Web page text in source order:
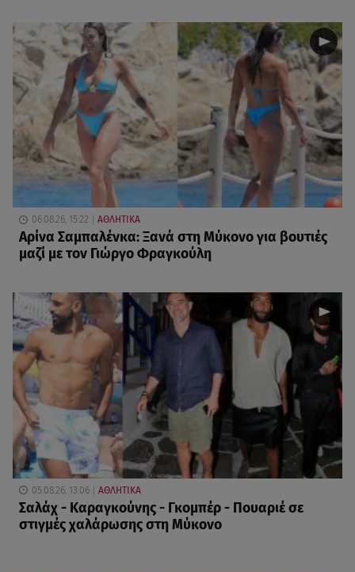
06.08.26, 15:22 ΑΘΛΗΤΙΚΑ
Αρίνα Σαμπαλένκα: Ξανά στη Μύκονο για βουτιές
μαζί με τον Γιώργο Φραγκούλη
05.08.26, 13:06 ΑΘΛΗΤΙΚΑ
Σαλάχ - Καραγκούνης - Γκομπέρ - Πουαριέ σε
στιγμές χαλάρωσης στη Μύκονο